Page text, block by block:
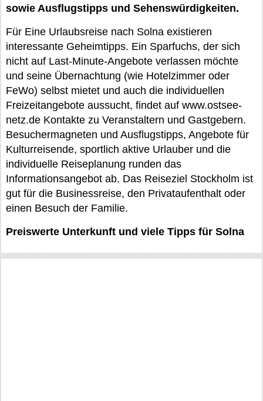
sowie Ausflugstipps und Sehenswürdigkeiten.
Für Eine Urlaubsreise nach Solna existieren
interessante Geheimtipps. Ein Sparfuchs, der sich
nicht auf Last-Minute-Angebote verlassen möchte
und seine Übernachtung (wie Hotelzimmer oder
FeWo) selbst mietet und auch die individuellen
Freizeitangebote aussucht, findet auf www.ostsee-
netz.de Kontakte zu Veranstaltern und Gastgebern.
Besuchermagneten und Ausflugstipps, Angebote für
Kulturreisende, sportlich aktive Urlauber und die
individuelle Reiseplanung runden das
Informationsangebot ab. Das Reiseziel Stockholm ist
gut für die Businessreise, den Privataufenthalt oder
einen Besuch der Familie.
Preiswerte Unterkunft und viele Tipps für Solna